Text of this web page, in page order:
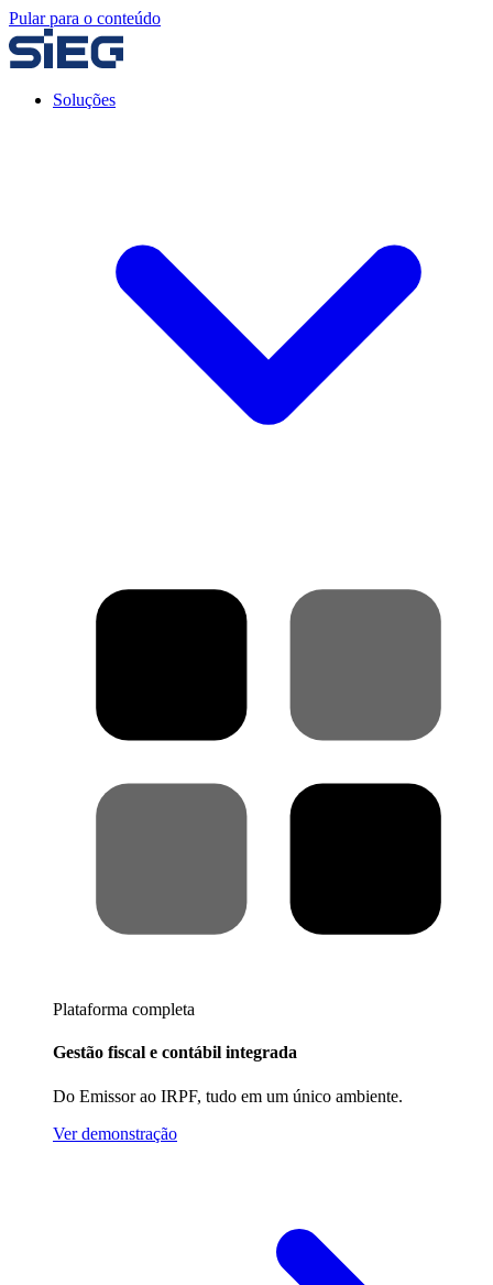
Pular para o conteúdo
Soluções
Plataforma completa
Gestão fiscal e contábil integrada
Do Emissor ao IRPF, tudo em um único ambiente.
Ver demonstração